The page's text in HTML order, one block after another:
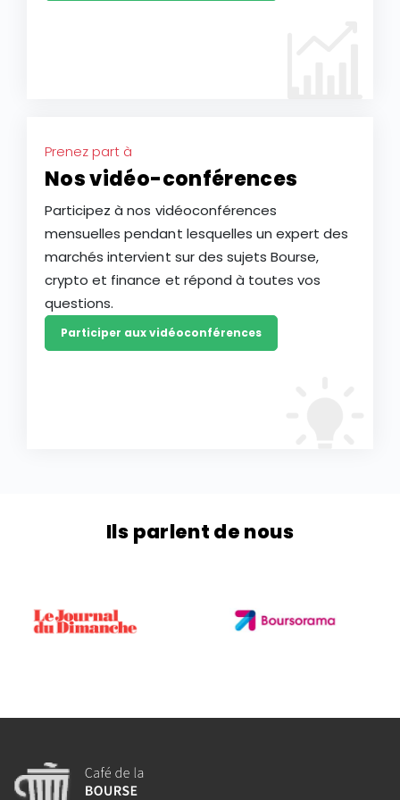
Prenez part à
Nos vidéo-conférences
Participez à nos vidéoconférences
mensuelles pendant lesquelles un expert des
marchés intervient sur des sujets Bourse,
crypto et finance et répond à toutes vos
questions.
Participer aux vidéoconférences
Ils parlent de nous